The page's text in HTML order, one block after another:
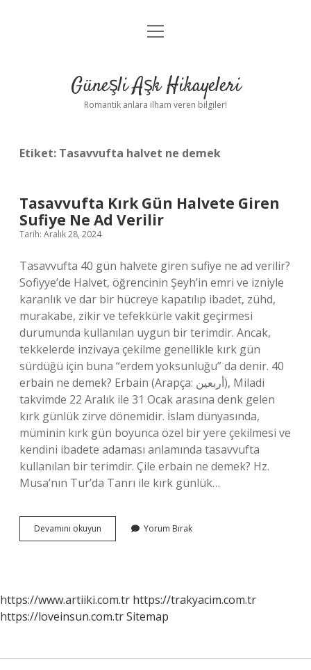
Anasayfa
Yasal Uyarı
menüyü
Güneşli Aşk Hikayeleri
Romantik anlara ilham veren bilgiler!
Etiket: Tasavvufta halvet ne demek
Tasavvufta Kırk Gün Halvete Giren
Sufiye Ne Ad Verilir
Tarih: Aralık 28, 2024
Tasavvufta 40 gün halvete giren sufiye ne ad verilir?
Sofiyye’de Halvet, öğrencinin Şeyh’in emri ve izniyle
karanlık ve dar bir hücreye kapatılıp ibadet, zühd,
murakabe, zikir ve tefekkürle vakit geçirmesi
durumunda kullanılan uygun bir terimdir. Ancak,
tekkelerde inzivaya çekilme genellikle kırk gün
sürdüğü için buna “erdem yoksunluğu” da denir. 40
erbain ne demek? Erbain (Arapça: أربعين), Miladi
takvimde 22 Aralık ile 31 Ocak arasına denk gelen
kırk günlük zirve dönemidir. İslam dünyasında,
müminin kırk gün boyunca özel bir yere çekilmesi ve
kendini ibadete adaması anlamında tasavvufta
kullanılan bir terimdir. Çile erbain ne demek? Hz.
Musa’nın Tur’da Tanrı ile kırk günlük…
Devamını okuyun Tasavvufta
Kırk
Ne
Ad
Yorum Bırak
https://www.artiiki.com.tr https://trakyacim.com.tr
https://loveinsun.com.trSitemap